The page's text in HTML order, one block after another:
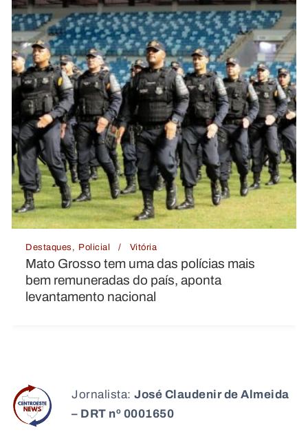
polícias mais
aponta
Pai é preso suspeito
próprio filho por
Jornalista: José Claudenir de Almeida
– DRT nº 0001650